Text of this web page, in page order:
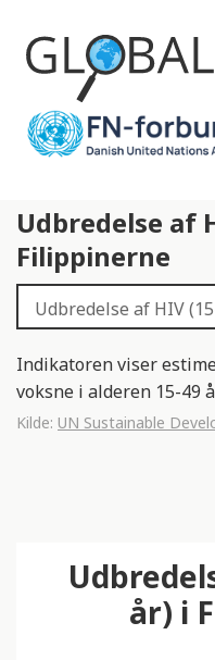
Udbredelse af
Filippinerne
Indikatoren viser
voksne i alderen 15-49
Kilde: UN Sustainable
år) i